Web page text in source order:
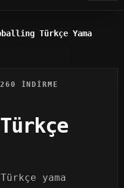
Türkçe Yama
0 INDIRME
yama